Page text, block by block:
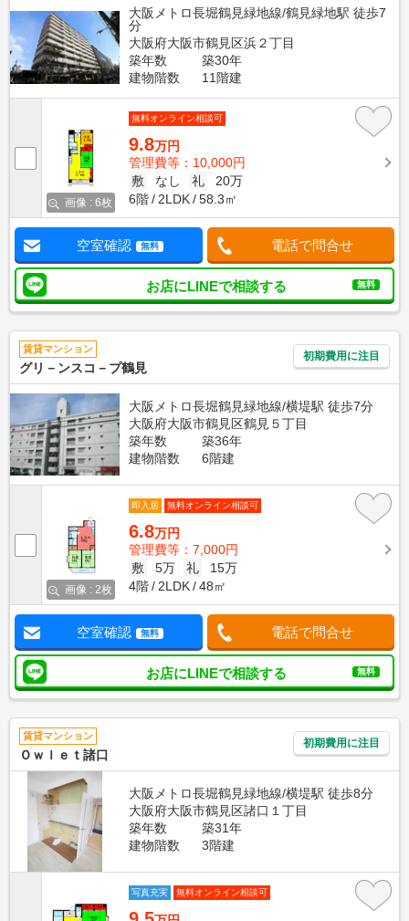
大阪メトロ長堀鶴見緑地線/鶴見緑地駅 徒歩7
分
大阪府大阪市鶴見区浜２丁目
築年数
築30年
建物階数
11階建
画像 : 6枚
無料オンライン相談可
9.8万円
管理費等：10,000円
敷
なし 礼
20万
6階
2LDK 58.3㎡
空室確認 無料 電話で問合せ
お店にLINEで相談する 無料
賃貸マンション
グリ－ンスコ－プ鶴見
初期費用に注目
大阪メトロ長堀鶴見緑地線/横堤駅 徒歩7分
大阪府大阪市鶴見区鶴見５丁目
築年数
築36年
建物階数
6階建
画像 : 2枚
即入居 無料オンライン相談可
6.8万円
管理費等：7,000円
敷
5万 礼
15万
4階
2LDK 48㎡
空室確認 無料 電話で問合せ
お店にLINEで相談する 無料
賃貸マンション
Ｏｗｌｅｔ諸口
初期費用に注目
大阪メトロ長堀鶴見緑地線/横堤駅 徒歩8分
大阪府大阪市鶴見区諸口１丁目
築年数
築31年
建物階数
3階建
写真充実 無料オンライン相談可